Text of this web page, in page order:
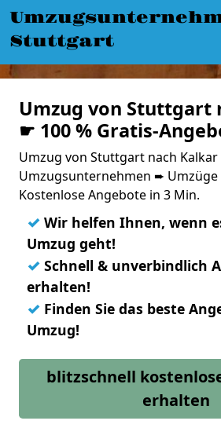
Stuttgart
Umzug von Stuttgart
☛ 100 % Gratis-
Umzug von Stuttgart nach Kalkar
Umzugsunternehmen ➨ Umzüge
Kostenlose Angebote in 3 Min.
✓ Wir helfen Ihnen, wenn
Umzug geht!
✓ Schnell & unverbindlich
erhalten!
✓ Finden Sie das beste
Umzug!
blitzschnell
erhalten